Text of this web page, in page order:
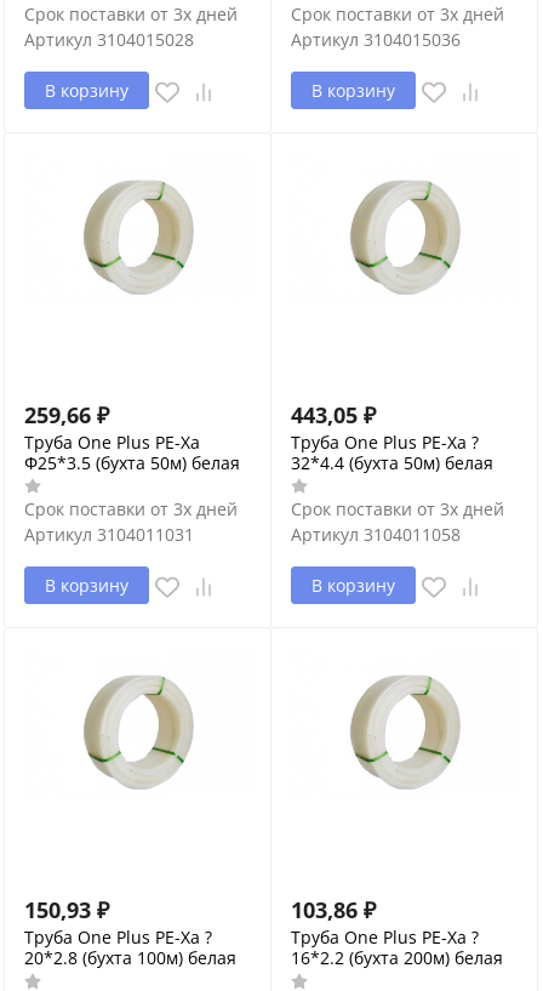
Срок поставки от 3х дней
Артикул 3104015028
В корзину
Срок поставки от 3х дней
Артикул 3104015036
В корзину
259,66 ₽
Труба One Plus PE-Xa
Φ25*3.5 (бухта 50м) белая
Срок поставки от 3х дней
Артикул 3104011031
В корзину
443,05 ₽
Труба One Plus PE-Xa ?
32*4.4 (бухта 50м) белая
Срок поставки от 3х дней
Артикул 3104011058
В корзину
150,93 ₽
Труба One Plus PE-Xa ?
20*2.8 (бухта 100м) белая
103,86 ₽
Труба One Plus PE-Xa ?
16*2.2 (бухта 200м) белая